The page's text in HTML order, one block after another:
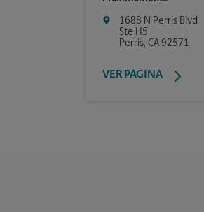
1688 N Perris Blvd
Ste H5
Perris, CA 92571
VER PÁGINA